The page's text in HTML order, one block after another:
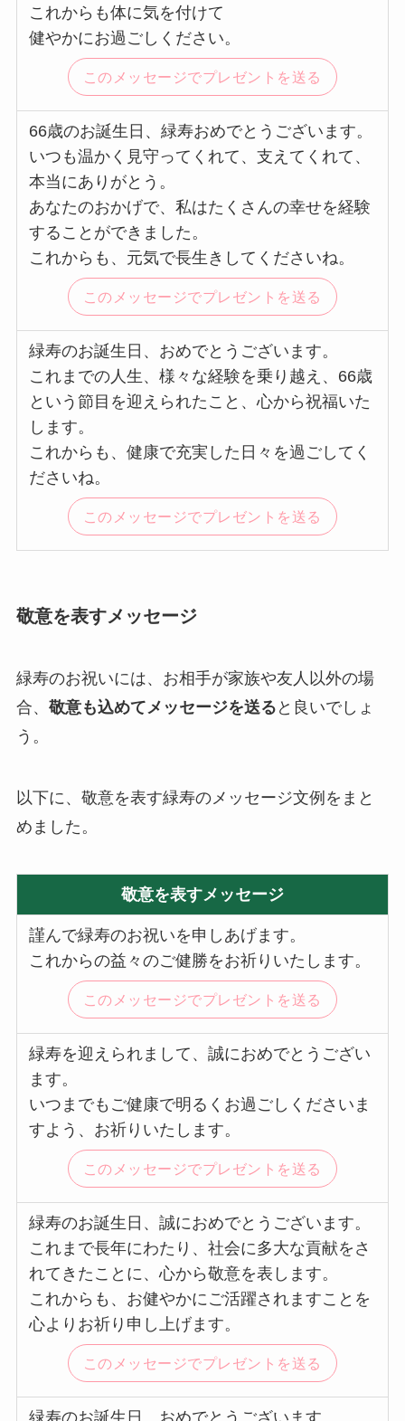
これからも体に気を付けて
健やかにお過ごしください。
このメッセージでプレゼントを送る
66歳のお誕生日、緑寿おめでとうございます。
いつも温かく見守ってくれて、支えてくれて、
本当にありがとう。
あなたのおかげで、私はたくさんの幸せを経験
することができました。
これからも、元気で長生きしてくださいね。
このメッセージでプレゼントを送る
緑寿のお誕生日、おめでとうございます。
これまでの人生、様々な経験を乗り越え、66歳
という節目を迎えられたこと、心から祝福いた
します。
これからも、健康で充実した日々を過ごしてく
ださいね。
このメッセージでプレゼントを送る
敬意を表すメッセージ
緑寿のお祝いには、お相手が家族や友人以外の場
合、 敬意も込めてメッセージを送る と良いでしょ
う。
以下に、敬意を表す緑寿のメッセージ文例をまと
めました。
敬意を表すメッセージ
謹んで緑寿のお祝いを申しあげます。
これからの益々のご健勝をお祈りいたします。
このメッセージでプレゼントを送る
緑寿を迎えられまして、誠におめでとうござい
ます。
いつまでもご健康で明るくお過ごしくださいま
すよう、お祈りいたします。
このメッセージでプレゼントを送る
緑寿のお誕生日、誠におめでとうございます。
これまで長年にわたり、社会に多大な貢献をさ
れてきたことに、心から敬意を表します。
これからも、お健やかにご活躍されますことを
心よりお祈り申し上げます。
このメッセージでプレゼントを送る